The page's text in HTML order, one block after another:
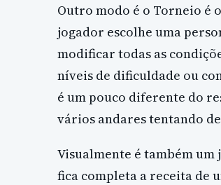
Outro modo é o Torneio é
jogador escolhe uma
modificar todas as
níveis de dificuldade ou
é um pouco diferente do
vários andares tentando
Visualmente é também um
fica completa a receita de